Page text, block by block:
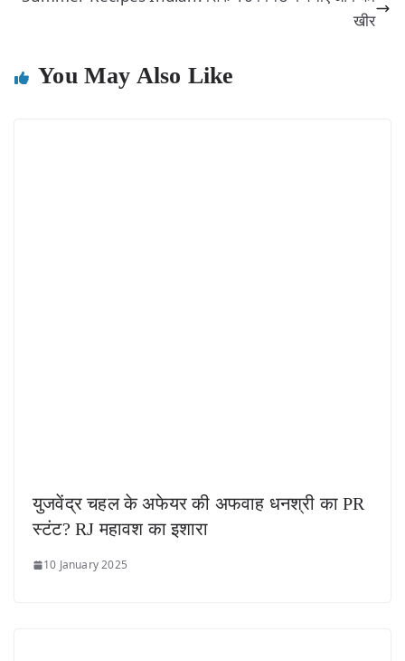
खीर
You May Also Like
युजवेंद्र चहल के अफेयर की अफवाह धनश्री का PR
स्टंट? RJ महावश का इशारा
10 January 2025